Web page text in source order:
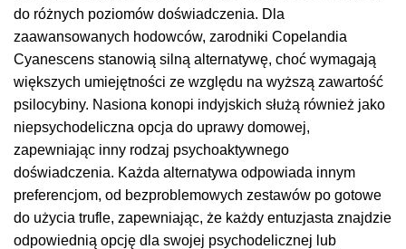
do różnych poziomów doświadczenia. Dla
zaawansowanych hodowców, zarodniki Copelandia
Cyanescens stanowią silną alternatywę, choć wymagają
większych umiejętności ze względu na wyższą zawartość
psilocybiny. Nasiona konopi indyjskich służą również jako
niepsychodeliczna opcja do uprawy domowej,
zapewniając inny rodzaj psychoaktywnego
doświadczenia. Każda alternatywa odpowiada innym
preferencjom, od bezproblemowych zestawów po gotowe
do użycia trufle, zapewniając, że każdy entuzjasta znajdzie
odpowiednią opcję dla swojej psychodelicznej lub